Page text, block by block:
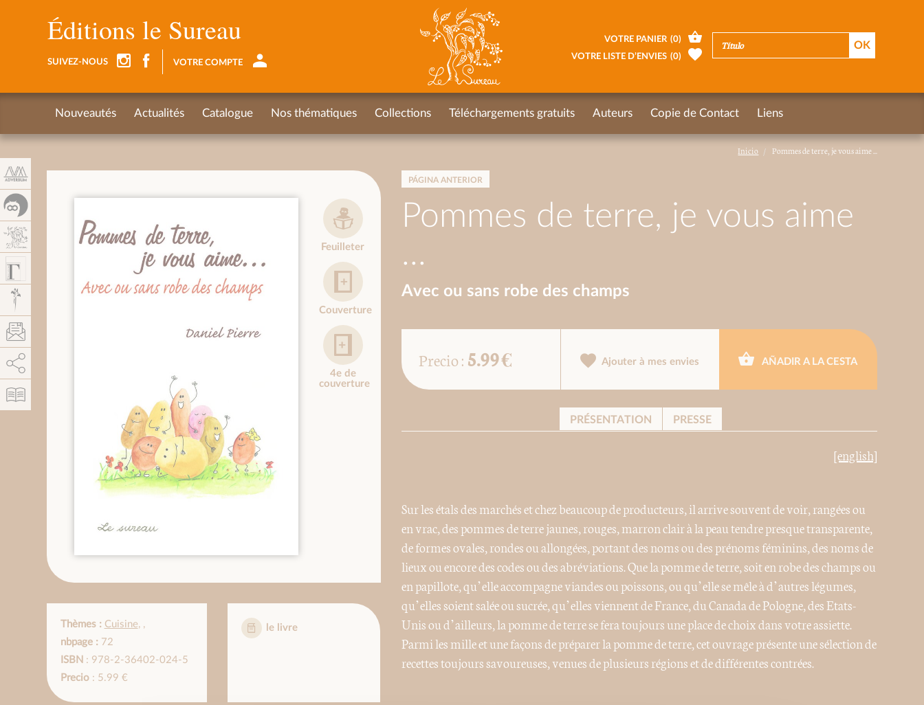
Inicio Pommes de terre, je vous aime ...
PÁGINA ANTERIOR
Pommes de terre, je vous aime
...
Avec ou sans robe des champs
Feuilleter
Couverture
4e de
couverture
Thèmes : Cuisine, ,
nbpage :72
ISBN : 978-2-36402-024-5
Precio: 5.99 €
le livre
Precio : 5.99 € Ajouter à mes envies AÑADIR A LA CESTA
PRÉSENTATION PRESSE
[english]
Sur les étals des marchés et chez beaucoup de producteurs, il arrive souvent de voir, rangées ou
en vrac, des pommes de terre jaunes, rouges, marron clair à la peau tendre presque transparente,
de formes ovales, rondes ou allongées, portant des noms ou des prénoms féminins, des noms de
lieux ou encore des codes ou des abréviations. Que la pomme de terre, soit en robe des champs ou
en papillote, qu’elle accompagne viandes ou poissons, ou qu’elle se mêle à d’autres légumes,
qu’elles soient salée ou sucrée, qu’elles viennent de France, du Canada de Pologne, des Etats-
Unis ou d’ailleurs, la pomme de terre se fera toujours une place de choix dans votre assiette.
Parmi les mille et une façons de préparer la pomme de terre, cet ouvrage présente une sélection de
recettes toujours savoureuses, venues de plusieurs régions et de différentes contrées.
Éditions le Sureau
SUIVEZ-NOUS VOTRE COMPTE
VOTRE PANIER (0)
VOTRE LISTE D’ENVIES (0)
Nouveautés Actualités Catalogue Nos thématiques Collections Téléchargements gratuits Auteurs Copie de Contact Liens